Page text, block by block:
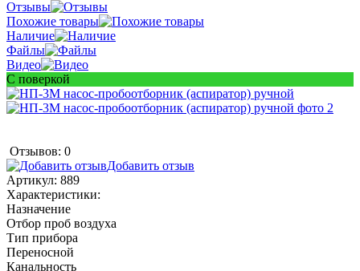
Отзывы
Похожие товары
Наличие
Файлы
Видео
С поверкой
Отзывов: 0
Добавить отзыв
Артикул: 889
Характеристики:
Назначение
Отбор проб воздуха
Тип прибора
Переносной
Канальность